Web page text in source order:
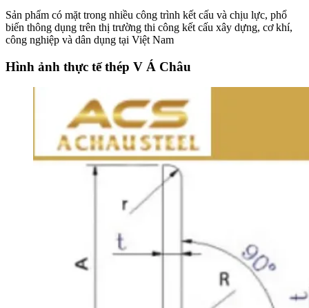
Sản phẩm có mặt trong nhiều công trình kết cấu và chịu lực, phổ
biến thông dụng trên thị trường thi công kết cấu xây dựng, cơ khí,
công nghiệp và dân dụng tại Việt Nam
Hình ảnh thực tế thép V Á Châu